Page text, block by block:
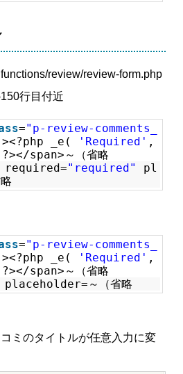
review/review-form.php
行目付近
="p-review-comments_
><?php _e( 'Required' ,
span>～（省略
required="required"
pl
="p-review-comments_
><?php _e( 'Required' ,
span>～（省略
placeholder=～（省略
ミのタイトルが任意入力に変